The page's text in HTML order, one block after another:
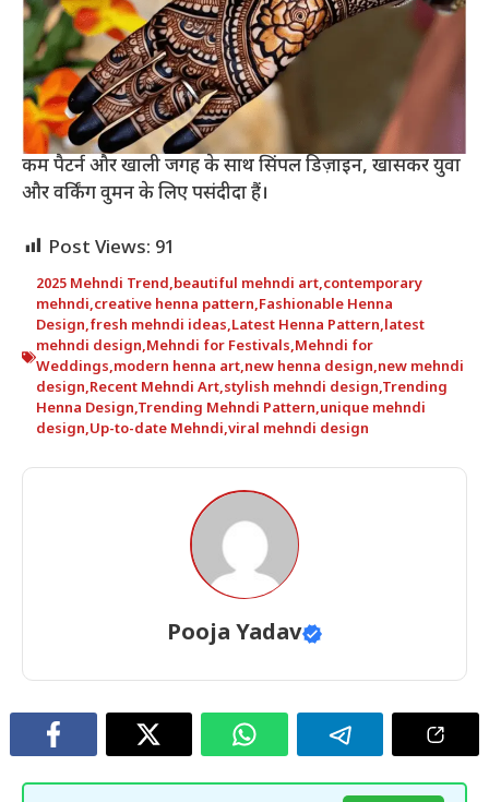
कम पैटर्न और खाली जगह के साथ सिंपल डिज़ाइन, खासकर युवा
और वर्किंग वुमन के लिए पसंदीदा हैं।
Post Views: 91
2025 Mehndi Trend,beautiful mehndi art,contemporary
mehndi,creative henna pattern,Fashionable Henna
Design,fresh mehndi ideas,Latest Henna Pattern,latest
mehndi design,Mehndi for Festivals,Mehndi for
Weddings,modern henna art,new henna design,new mehndi
design,Recent Mehndi Art,stylish mehndi design,Trending
Henna Design,Trending Mehndi Pattern,unique mehndi
design,Up-to-date Mehndi,viral mehndi design
Pooja Yadav